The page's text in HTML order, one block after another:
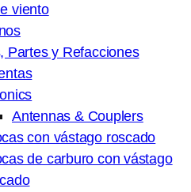
viento
Partes y Refacciones
Antennas & Couplers
con vástago roscado
de carburo con vástago